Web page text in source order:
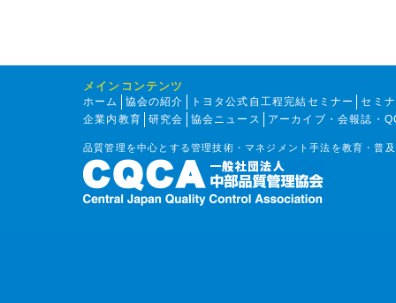
メインコンテンツ
ホーム 協会の紹介 トヨタ公式自工程完結セミナー
セミ
企業内教育
研究会 協会ニュース アーカイブ・会報誌・
品質管理を中心とする管理技術・マネジメント手法を教育・普